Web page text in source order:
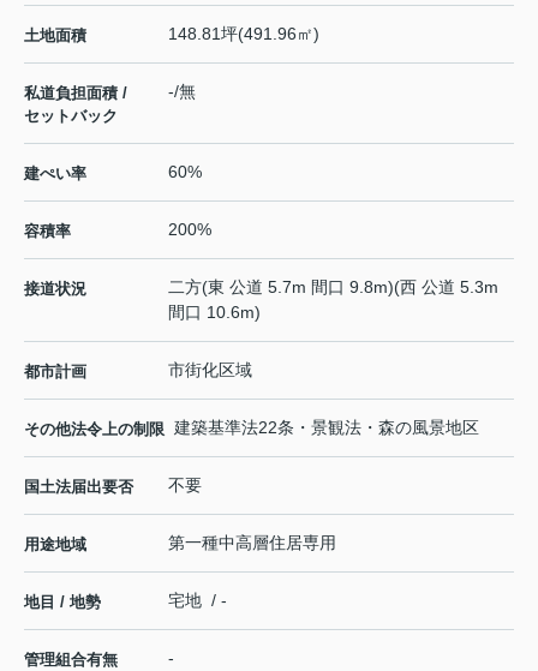
土地面積 148.81坪(491.96㎡)
私道負担面積 /
セットバック
-/無
建ぺい率 60%
容積率 200%
接道状況
二方(東 公道 5.7m 間口 9.8m)(西 公道 5.3m
間口 10.6m)
都市計画 市街化区域
その他法令上の制限 建築基準法22条・景観法・森の風景地区
国土法届出要否 不要
用途地域 第一種中高層住居専用
地目 / 地勢 宅地 / -
管理組合有無 -